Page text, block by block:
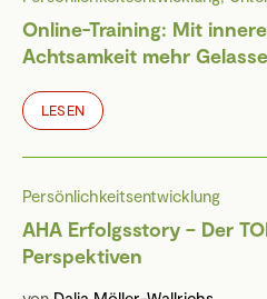
Online-Training: Mit
Achtsamkeit mehr
LESEN
Persönlichkeitsentwicklung
AHA Erfolgsstory – Der
Perspektiven